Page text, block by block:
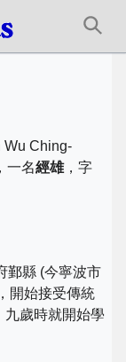
Wu Ching-
一名經雄，字
鄞縣 (今寧波市
開始接受傳統
九歲時就開始學